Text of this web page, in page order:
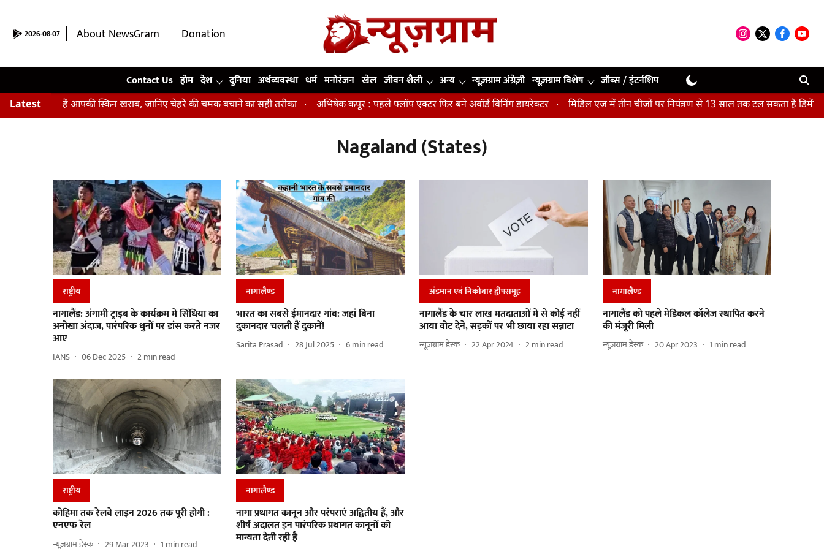
2026-08-07 About NewsGram
Donation
Contact Us होम देश दुनिया अर्थव्यवस्था धर्म मनोरंजन खेल जीवन शैली अन्य न्यूज़ग्राम अंग्रेज़ी न्यूज़ग्राम विशेष जॉब्स / इंटर्नशिप
Latest
कर रहीं हैं आपकी स्किन खराब, जानिए चेहरे की चमक बचाने का सही तरीका अभिषेक कपूर : पहले फ्लॉप एक्टर फिर बने अवॉर्ड विनिंग डायरेक्टर मिडिल एज में तीन चीजों पर नियंत्रण से 13 साल तक टल सकता है डिमेंशिया
Nagaland (States)
राष्ट्रीय
नागालैंड: अंगामी ट्राइब के कार्यक्रम में सिंधिया का
अनोखा अंदाज, पारंपरिक धुनों पर डांस करते नजर
आए
IANS 06 Dec 2025 2min read
नागालैण्‍ड
भारत का सबसे ईमानदार गांव: जहां बिना
दुकानदार चलती हैं दुकानें!
Sarita Prasad 28 Jul 2025 6min read
अंडमान एवं निकोबार द्वीपसमूह
नागालैंड के चार लाख मतदाताओं में से कोई नहीं
आया वोट देने, सड़कों पर भी छाया रहा सन्नाटा
न्यूज़ग्राम डेस्क 22 Apr 2024 2min read
नागालैण्‍ड
नागालैंड को पहले मेडिकल कॉलेज स्थापित करने
की मंजूरी मिली
न्यूज़ग्राम डेस्क 20 Apr 2023 1 min read
राष्ट्रीय
कोहिमा तक रेलवे लाइन 2026 तक पूरी होगी :
एनएफ रेल
न्यूज़ग्राम डेस्क 29 Mar 2023 1 min read
नागालैण्‍ड
नागा प्रथागत कानून और परंपराएं अद्वितीय हैं, और
शीर्ष अदालत इन पारंपरिक प्रथागत कानूनों को
मान्यता देती रही है